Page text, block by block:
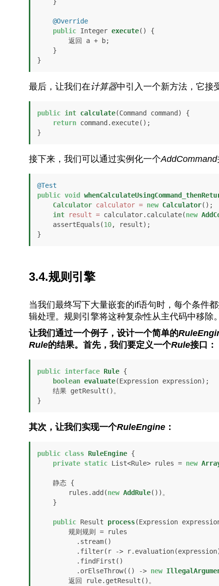
@Override
public Integer execute()
{
}
最后，让我们在计算器中引入一个新方法，它接
public int calculate(Command command)
{
return command.execute();
}
接下来，我们可以通过实例化一个AddCommand
@Test
public void
Calculator calculator = new Calculator();
int
result = calculator.calculate(new
    assertEquals(
10, result);
}
3.4.规则引擎
当我们最终写下大量嵌套的if语句时，每个条件
辑处理。规则引擎将这种复杂性从主代码中移除
让我们通过一个例子，设计一个简单的
Rule的结果。首先，我们要定义一个Rule接口：
public interface Rule {
boolean evaluate(Expression expression) ;
}
其次，让我们实现一个RuleEngine：
public class RuleEngine {
private static List<Rule> rules = new
        rules.add(
new AddRule())。
public Result process(Expression
          .orElseThrow(() ->
new